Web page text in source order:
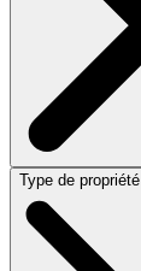
Type de propriété